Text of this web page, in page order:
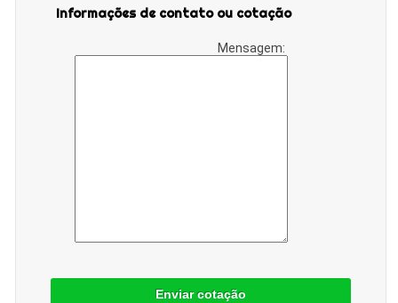
Informações de contato ou cotação
Mensagem:
Enviar cotação